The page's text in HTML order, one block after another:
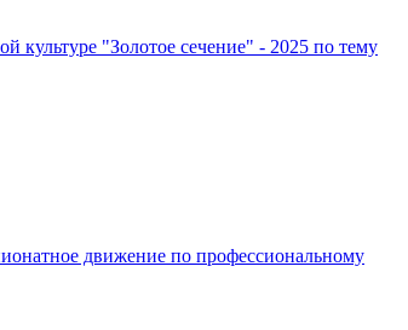
"Золотое сечение" - 2025 по тему
движение по профессиональному